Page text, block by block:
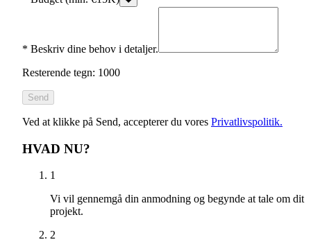
* Beskriv dine behov i detaljer.
Resterende tegn: 1000
Send
Ved at klikke på Send, accepterer du vores Privatlivspolitik.
HVAD NU?
1
Vi vil gennemgå din anmodning og begynde at tale om dit
projekt.
2